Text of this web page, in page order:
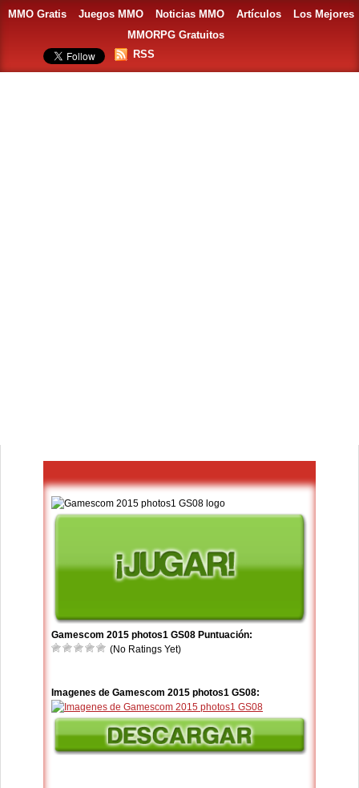
MMO Gratis Juegos MMO Noticias MMO Artículos
Los Mejores
MMORPG Gratuitos
RSS
Gamescom 2015 photos1 GS08 Puntuación:
(No Ratings Yet)
Imagenes de Gamescom 2015 photos1 GS08: